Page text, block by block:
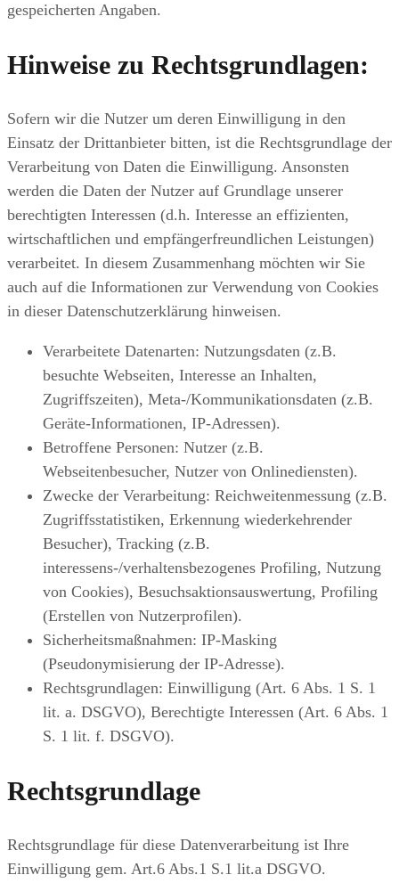
gespeicherten Angaben.
Hinweise zu Rechtsgrundlagen:
Sofern wir die Nutzer um deren Einwilligung in den
Einsatz der Drittanbieter bitten, ist die Rechtsgrundlage der
Verarbeitung von Daten die Einwilligung. Ansonsten
werden die Daten der Nutzer auf Grundlage unserer
berechtigten Interessen (d.h. Interesse an effizienten,
wirtschaftlichen und empfängerfreundlichen Leistungen)
verarbeitet. In diesem Zusammenhang möchten wir Sie
auch auf die Informationen zur Verwendung von Cookies
in dieser Datenschutzerklärung hinweisen.
Verarbeitete Datenarten: Nutzungsdaten (z.B.
besuchte Webseiten, Interesse an Inhalten,
Zugriffszeiten), Meta-/Kommunikationsdaten (z.B.
Geräte-Informationen, IP-Adressen).
Betroffene Personen: Nutzer (z.B.
Webseitenbesucher, Nutzer von Onlinediensten).
Zwecke der Verarbeitung: Reichweitenmessung (z.B.
Zugriffsstatistiken, Erkennung wiederkehrender
Besucher), Tracking (z.B.
interessens-/verhaltensbezogenes Profiling, Nutzung
von Cookies), Besuchsaktionsauswertung, Profiling
(Erstellen von Nutzerprofilen).
Sicherheitsmaßnahmen: IP-Masking
(Pseudonymisierung der IP-Adresse).
Rechtsgrundlagen: Einwilligung (Art. 6 Abs. 1 S. 1
lit. a. DSGVO), Berechtigte Interessen (Art. 6 Abs. 1
S. 1 lit. f. DSGVO).
Rechtsgrundlage
Rechtsgrundlage für diese Datenverarbeitung ist Ihre
Einwilligung gem. Art.6 Abs.1 S.1 lit.a DSGVO.